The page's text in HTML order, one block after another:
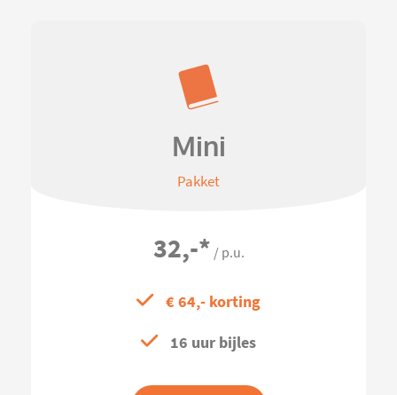
Mini
Pakket
32,-* / p.u.
€ 64,- korting
16 uur bijles